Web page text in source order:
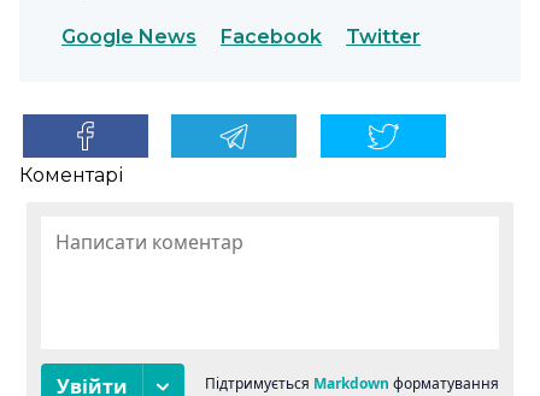
Google News Facebook Twitter
Коментарі